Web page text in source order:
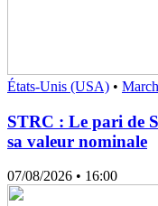
États-Unis (USA) •
STRC : Le pari de
sa valeur nominale
07/08/2026 • 16:00